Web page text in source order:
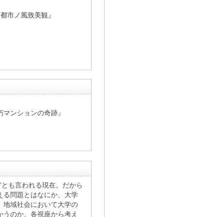
市ノ風致美観』
ンションの奇跡』
も言われる現在。だから
る問題とはなにか、大学
地域社会において大学の
のか、各視座から考え